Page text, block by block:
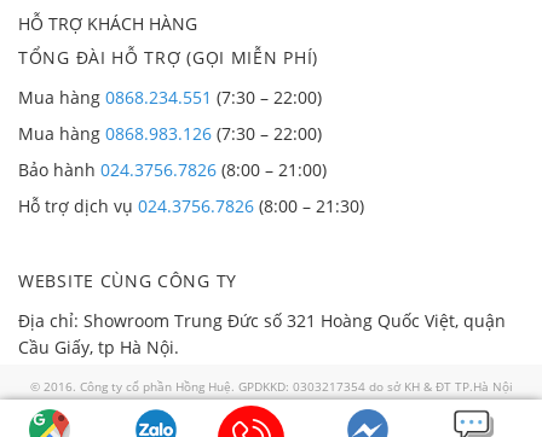
HỖ TRỢ KHÁCH HÀNG
TỔNG ĐÀI HỖ TRỢ (GỌI MIỄN PHÍ)
Mua hàng 0868.234.551 (7:30 – 22:00)
Mua hàng 0868.983.126 (7:30 – 22:00)
Bảo hành 024.3756.7826 (8:00 – 21:00)
Hỗ trợ dịch vụ 024.3756.7826 (8:00 – 21:30)
WEBSITE CÙNG CÔNG TY
Địa chỉ: Showroom Trung Đức số 321 Hoàng Quốc Việt, quận
Cầu Giấy, tp Hà Nội.
© 2016. Công ty cổ phần Hồng Huệ. GPDKKD: 0303217354 do sở KH & ĐT TP.Hà Nội
cấp ngày 02/01/2008. GP số 57/GP-TTĐT do Sở TTTT TP HN cấp ngày 30/07/2018. Địa
chỉ: 321 Hoàng Quốc Việt, quận Cầu Giấy thành phố Hà Nội. Điện thoại: 0868 986 829.